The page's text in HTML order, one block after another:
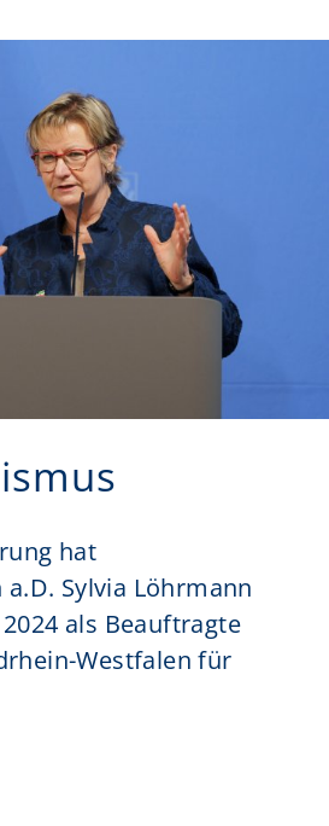
hat
Sylvia Löhrmann
als Beauftragte
Westfalen für